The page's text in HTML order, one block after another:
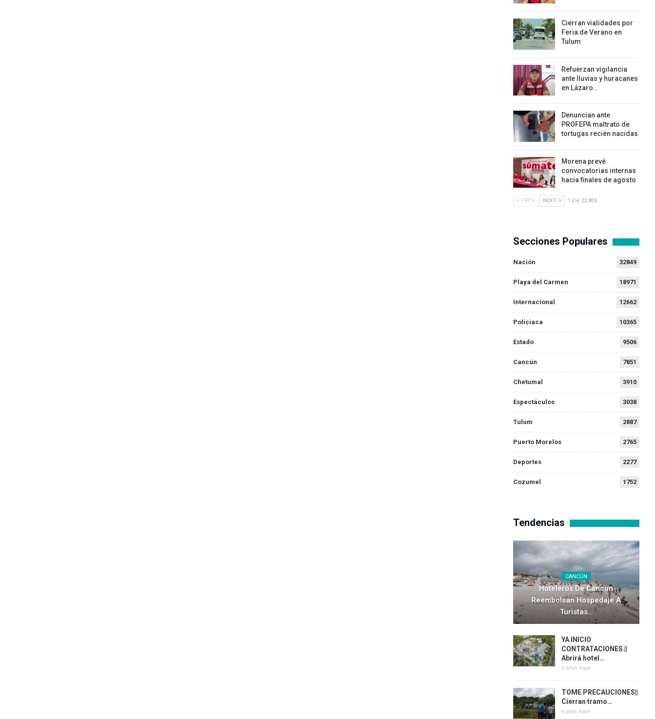
Cierran vialidades por
Feria de Verano en
Tulum
Refuerzan vigilancia
ante lluvias y huracanes
en Lázaro…
Denuncian ante
PROFEPA maltrato de
tortugas recién nacidas
Morena prevé
convocatorias internas
hacia finales de agosto
PREV NEXT 1 De 22,803
Secciones Populares
Nación 32849
Playa del Carmen 18971
Internacional 12662
Policiaca 10365
Estado 9506
Cancún 7851
Chetumal 3910
Espectáculos 3038
Tulum 2887
Puerto Morelos 2765
Deportes 2277
Cozumel 1752
Tendencias
CANCÚN
Hoteleros De Cancún
Reembolsan Hospedaje A
Turistas…
YA INICIO
CONTRATACIONES ||
Abrirá hotel…
5 años hace
TOME PRECAUCIONES||
Cierran tramo…
5 años hace